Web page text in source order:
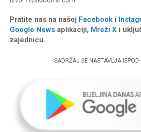
Pratite nas na našoj Facebook i
Google News aplikaciji, Mreži X i
zajednicu.
SADRŽAJ SE NASTAVLJA ISPOD